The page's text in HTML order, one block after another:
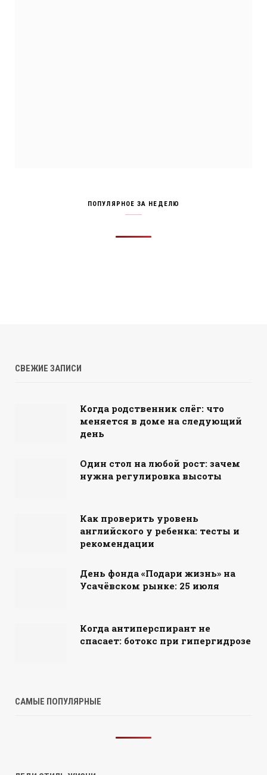
ПОПУЛЯРНОЕ ЗА НЕДЕЛЮ
СВЕЖИЕ ЗАПИСИ
Когда родственник слёг: что
меняется в доме на следующий
день
Один стол на любой рост: зачем
нужна регулировка высоты
Как проверить уровень
английского у ребенка: тесты и
рекомендации
День фонда «Подари жизнь» на
Усачёвском рынке: 25 июля
Когда антиперспирант не
спасает: ботокс при гипергидрозе
САМЫЕ ПОПУЛЯРНЫЕ